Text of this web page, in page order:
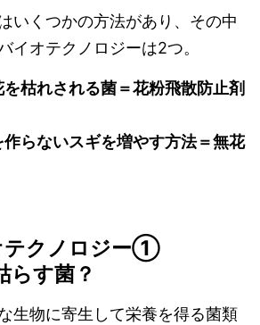
いくつかの方法があり、その中
イオテクノロジーは2つ。
を枯れされる菌＝花粉飛散防止剤
作らないスギを増やす方法＝無花
テクノロジー①
らす菌？
生物に寄生して栄養を得る菌類